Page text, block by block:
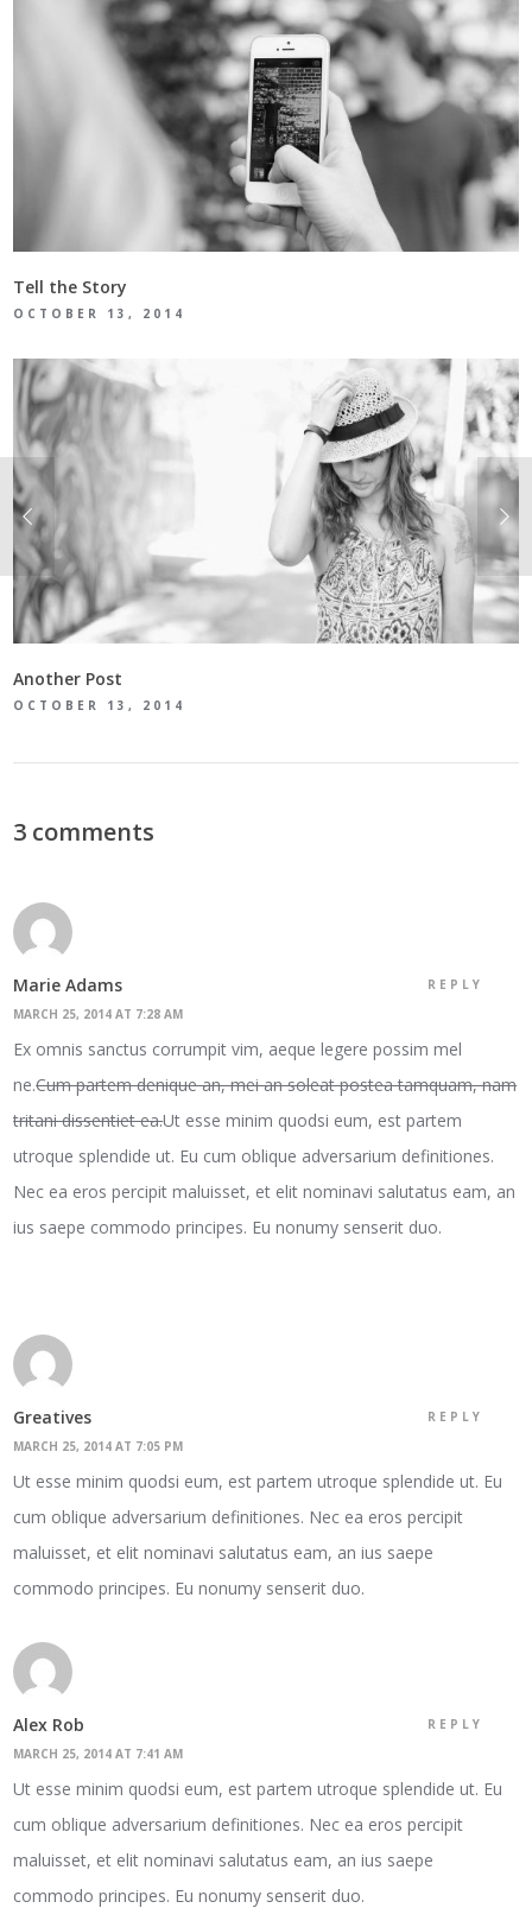
Tell the Story
OCTOBER 13, 2014
Another Post
OCTOBER 13, 2014
3 comments
Marie Adams
MARCH 25, 2014 AT 7:28 AM
REPLY
Ex omnis sanctus corrumpit vim, aeque legere possim mel
ne.Cum partem denique an, mei an soleat postea tamquam, nam
tritani dissentiet ea.Ut esse minim quodsi eum, est partem
utroque splendide ut. Eu cum oblique adversarium definitiones.
Nec ea eros percipit maluisset, et elit nominavi salutatus eam, an
ius saepe commodo principes. Eu nonumy senserit duo.
Greatives
MARCH 25, 2014 AT 7:05 PM
REPLY
Ut esse minim quodsi eum, est partem utroque splendide ut. Eu
cum oblique adversarium definitiones. Nec ea eros percipit
maluisset, et elit nominavi salutatus eam, an ius saepe
commodo principes. Eu nonumy senserit duo.
Alex Rob
MARCH 25, 2014 AT 7:41 AM
REPLY
Ut esse minim quodsi eum, est partem utroque splendide ut. Eu
cum oblique adversarium definitiones. Nec ea eros percipit
maluisset, et elit nominavi salutatus eam, an ius saepe
commodo principes. Eu nonumy senserit duo.